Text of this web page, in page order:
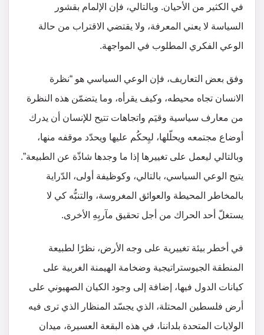
في الكثير من الأحيان. وبالتالي، فإن الإلمام بقشور
السياسة لا يعني المعرفة، ولا يقتضي الاقتراب من حالة
الوعي الفكري المطلوب في المواجهة.
وفق بعض التعاريف، فإن الوعي السياسي هو “نظرة
الانسان تجاه محيطه، وكيف يقرأه، وما يتضمّن هذه النظرة
من معارف سياسية وقيَم واتجاهات تتيح للإنسان أن يدرك
أوضاع مجتمعه ويحلّلها، ليِحكُم عليها ويحدّد موقفه منها،
وبالتالي ليعمل على تغييرها إذا ما وجدها شاذّة عن الطبيعة”.
يتيح الوعي السياسي، بالتالي، وكوظيفة أولى، الدّراية
بالمخاطر المحيطة والعوائق المغروسة، والتنبُّه كي لا
يستغلّ أحد الحراك من أجل تحقيق مآربِهِ الأخرى.
في أخطر بيئة تغييرية على وجه الأرض، نظرًا لطبيعة
المنطقة الجيوستراتيجية وضخامة الهيمنة الغربية على
كيانات الدول فيها، إضافة إلى وجود الكيان الصهيوني على
أرض فلسطين المحتلة، الذي يجسّد المنظار الذي ترى فيه
الولايات المتحدة بلداننا، في هذه البقعة العسيرة، ميدان